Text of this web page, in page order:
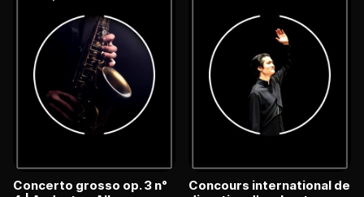
Concerto grosso op. 3 n°
Concours international de